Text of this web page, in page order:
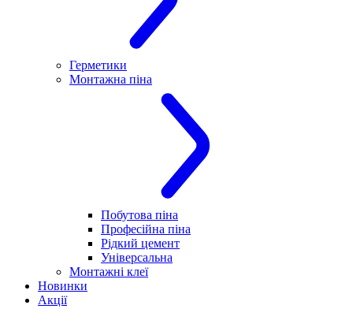
Герметики
Монтажна піна
Побутова піна
Професійна піна
Рідкий цемент
Універсальна
Монтажні клеї
Новинки
Акції